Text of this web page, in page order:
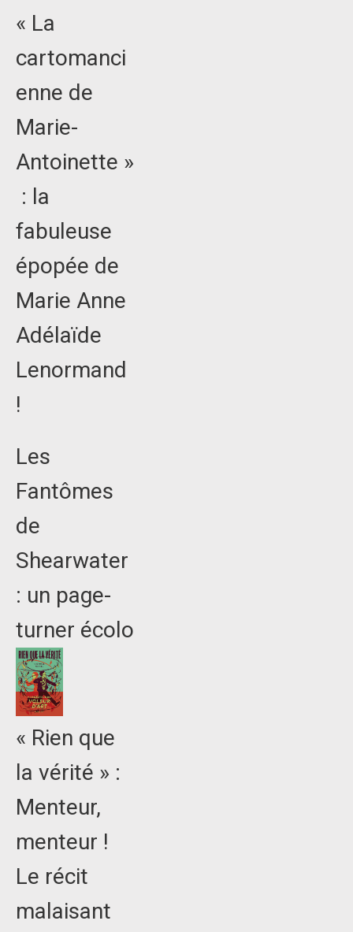
« La
cartomanci
enne de
Marie-
Antoinette »
: la
fabuleuse
épopée de
Marie Anne
Adélaïde
Lenormand
!
Les
Fantômes
de
Shearwater
: un page-
turner écolo
« Rien que
la vérité » :
Menteur,
menteur !
Le récit
malaisant